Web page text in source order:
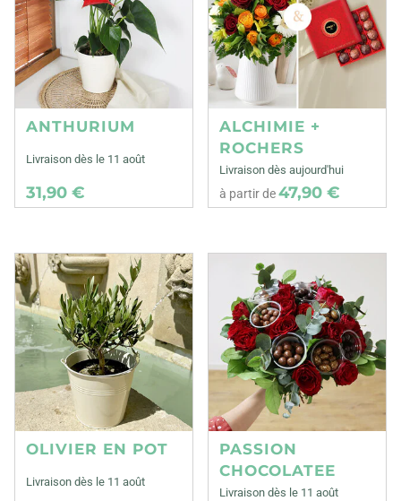
ANTHURIUM
Livraison dès le 11 août
31,90 €
ALCHIMIE +
ROCHERS
Livraison dès aujourd'hui
à partir de47,90 €
OLIVIER EN POT
Livraison dès le 11 août
PASSION
CHOCOLATEE
Livraison dès le 11 août